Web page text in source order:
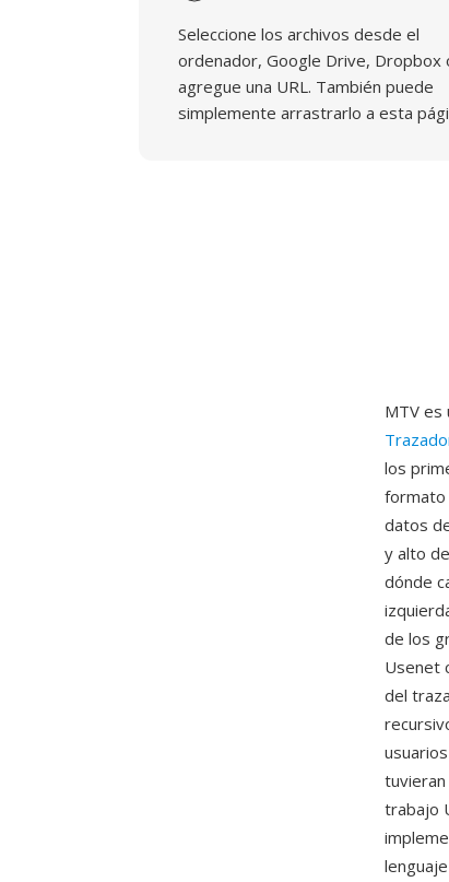
Seleccione los archivos desde el
ordenador, Google Drive, Dropbox
agregue una URL. También puede
simplemente arrastrarlo a esta
MTV es
los
formato
datos
y alto
dónde
de los
Usenet
del
trabajo